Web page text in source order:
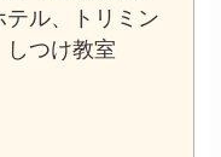
ル、トリミン
しつけ教室